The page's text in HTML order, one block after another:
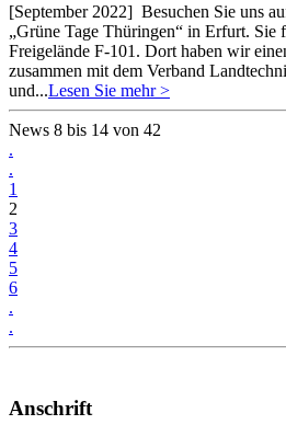
[September 2022] Besuchen Sie uns
„Grüne Tage Thüringen“ in Erfurt. Sie
Freigelände F-101. Dort haben wir
zusammen mit dem Verband
und...Lesen Sie mehr >
News 8 bis 14 von 42
.
.
1
2
3
4
5
6
.
.
Anschrift